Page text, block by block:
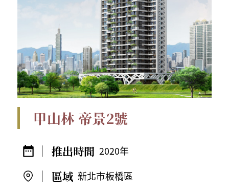
甲山林 帝景2號
2020年
新北市板橋區